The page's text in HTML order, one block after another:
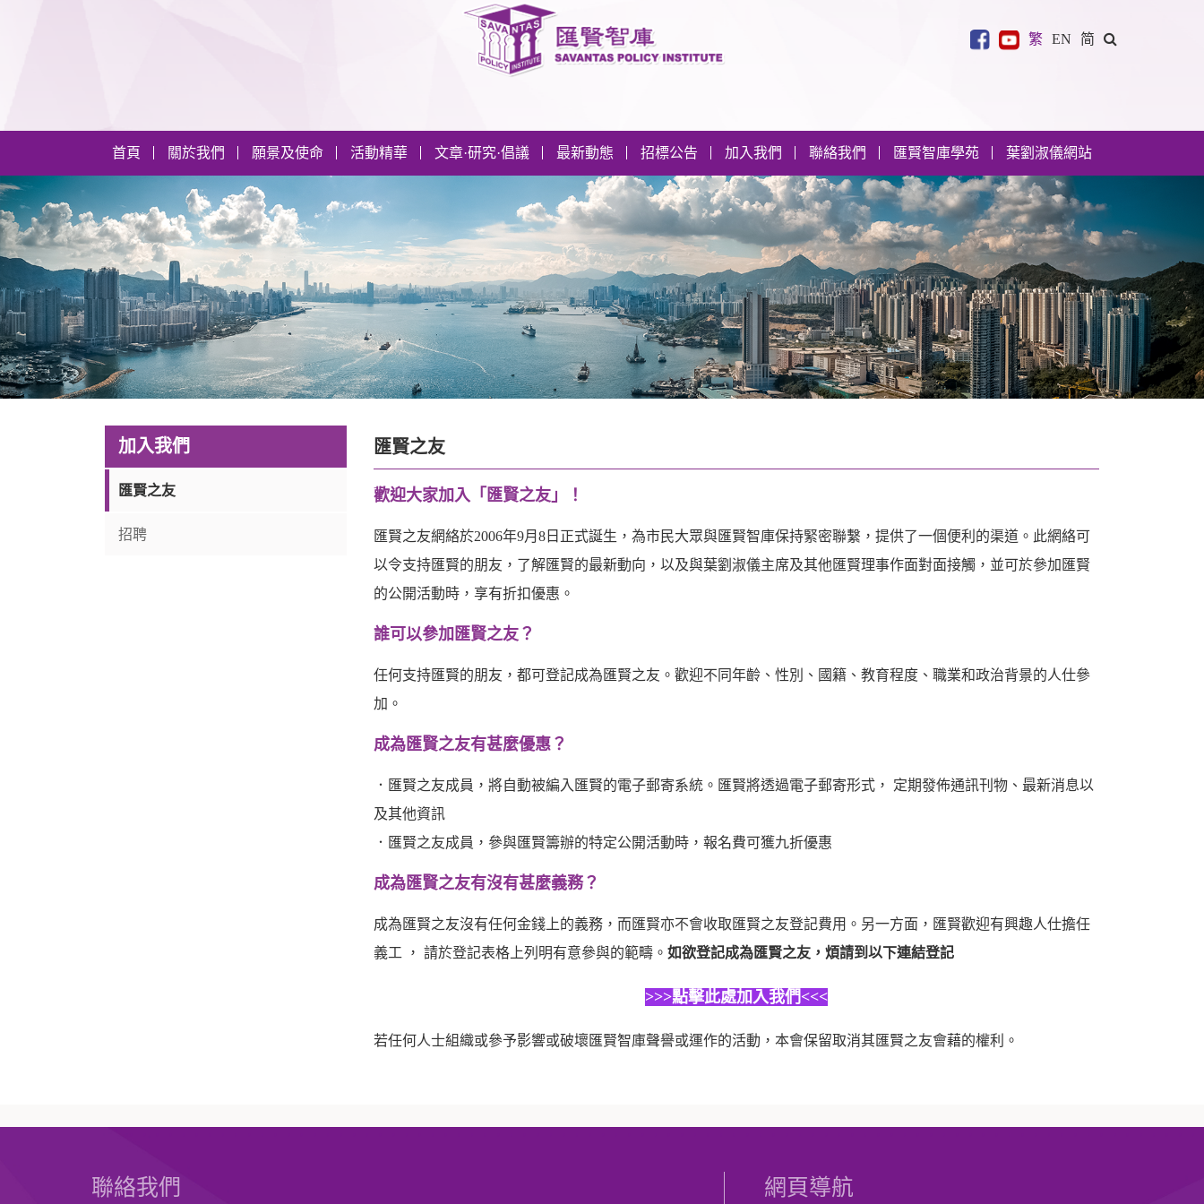
繁 EN 简
首頁 關於我們 願景及使命 活動精華 文章·研究·倡議 最新動態 招標公告 加入我們 聯絡我們 匯賢智庫學苑 葉劉淑儀網站
加入我們
匯賢之友
招聘
匯賢之友
歡迎大家加入「匯賢之友」！
匯賢之友網絡於2006年9月8日正式誕生，為市民大眾與匯賢智庫保持緊密聯繫，提供了一個便利的渠道。此網絡可
以令支持匯賢的朋友，了解匯賢的最新動向，以及與葉劉淑儀主席及其他匯賢理事作面對面接觸，並可於參加匯賢
的公開活動時，享有折扣優惠。
誰可以參加匯賢之友？
任何支持匯賢的朋友，都可登記成為匯賢之友。歡迎不同年齡、性別、國籍、教育程度、職業和政治背景的人仕參
加。
成為匯賢之友有甚麼優惠？
．匯賢之友成員，將自動被編入匯賢的電子郵寄系統。匯賢將透過電子郵寄形式， 定期發佈通訊刊物、最新消息以
及其他資訊
．匯賢之友成員，參與匯賢籌辦的特定公開活動時，報名費可獲九折優惠
成為匯賢之友有沒有甚麼義務？
成為匯賢之友沒有任何金錢上的義務，而匯賢亦不會收取匯賢之友登記費用。另一方面，匯賢歡迎有興趣人仕擔任
義工 ， 請於登記表格上列明有意參與的範疇。 如欲登記成為匯賢之友，煩請到以下連結登記
>>>點擊此處加入我們<<<
若任何人士組織或參予影響或破壞匯賢智庫聲譽或運作的活動，本會保留取消其匯賢之友會藉的權利。
聯絡我們 網頁導航